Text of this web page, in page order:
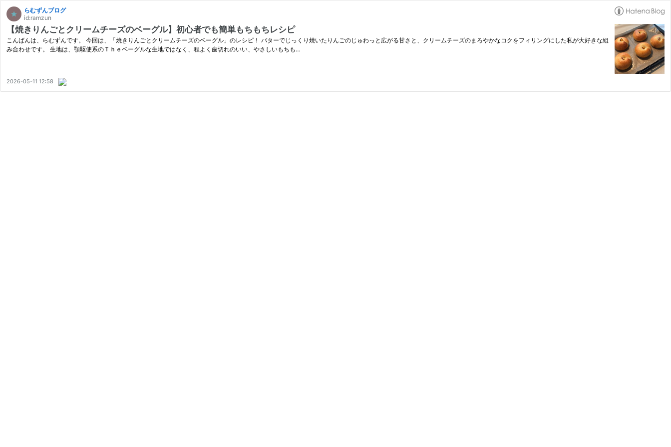
らむずんブログ
id:ramzun
【焼きりんごとクリームチーズのベーグル】初心者でも簡単もちもちレシピ
こんばんは、らむずんです。 今回は、「焼きりんごとクリームチーズのベーグル」のレシピ！ バターでじっくり焼いたりんごのじゅわっと広がる甘さと、クリームチーズのまろやかなコクをフィリングにした私が大好きな組
み合わせです。 生地は、顎駆使系のＴｈｅベーグルな生地ではなく、程よく歯切れのいい、やさしいもちも…
2026-05-11 12:58